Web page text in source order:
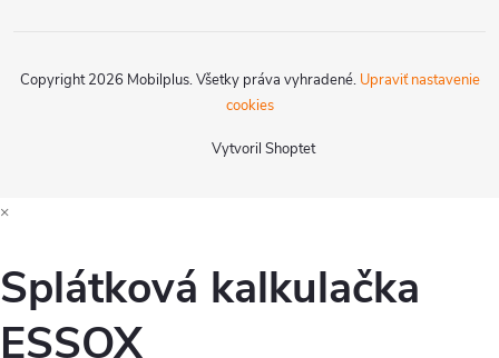
Vytvoril Shoptet
Copyright 2026 Mobilplus. Všetky práva vyhradené. Upraviť nastavenie
cookies
×
Splátková kalkulačka
ESSOX